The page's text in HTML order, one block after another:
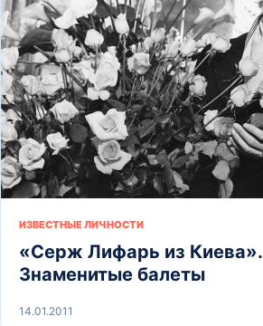
ИЗВЕСТНЫЕ ЛИЧНОСТИ
«Серж Лифарь из Киева».
Знаменитые балеты
14.01.2011